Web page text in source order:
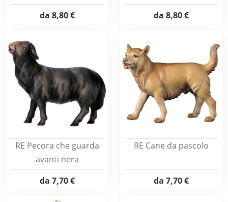
da 8,80 €
da 8,80 €
RE Pecora che guarda
avanti nera
da 7,70 €
RE Cane da pascolo
da 7,70 €